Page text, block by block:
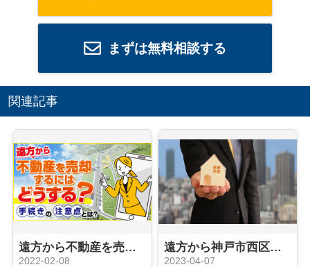
まずは無料相談する
関連記事
遠方から不動産を売却するにはどうする？手続きの注意点とは？
2022-02-08
遠方から神戸市西区周辺にある不動産を売却する方法は？売却の流れを解説！
2023-04-07